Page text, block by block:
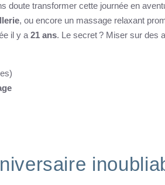
doute transformer cette journée en
, ou encore un massage relaxant
il y a 21 ans. Le secret ? Miser sur des